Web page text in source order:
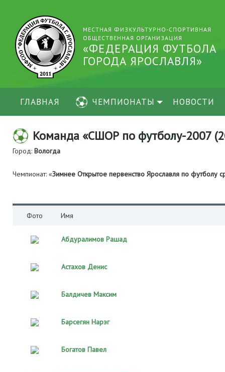
МЕСТНАЯ ФИЗКУЛЬТУРНО-СПОРТИВНАЯ
ОБЩЕСТВЕННАЯ ОРГАНИЗАЦИЯ
«ФЕДЕРАЦИЯ ФУТБОЛА
ГОРОДА ЯРОСЛАВЛЯ»
ГЛАВНАЯ ЧЕМПИОНАТЫ НОВОСТИ
Команда «СШОР по футболу-2007
Город: Вологда
Чемпионат: «Зимнее Открытое первенство Ярославля по
Фото Имя
Абдуралимов Рашад
Астахов Денис
Балдичев Максим
Барсегян Нарэг
Богатов Павел